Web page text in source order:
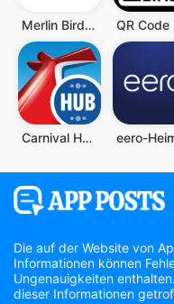
Merlin Bird ID von Cornell Lab
Carnival HUB
Die auf der Website von
Informationen können
Ungenauigkeiten
dieser Informationen